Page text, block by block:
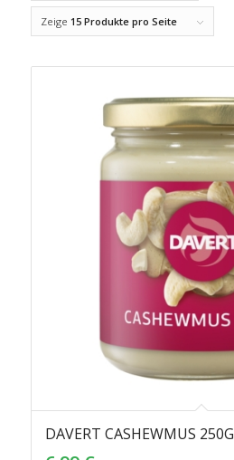
Zeige 15 Produkte pro Seite
DAVERT CASHEWMUS 250G